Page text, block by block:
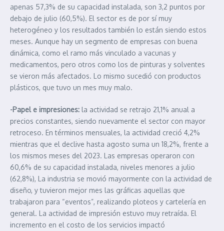
apenas 57,3% de su capacidad instalada, son 3,2 puntos por
debajo de julio (60,5%). El sector es de por sí muy
heterogéneo y los resultados también lo están siendo estos
meses. Aunque hay un segmento de empresas con buena
dinámica, como el ramo más vinculado a vacunas y
medicamentos, pero otros como los de pinturas y solventes
se vieron más afectados. Lo mismo sucedió con productos
plásticos, que tuvo un mes muy malo.
-Papel e impresiones: la actividad se retrajo 21,1% anual a
precios constantes, siendo nuevamente el sector con mayor
retroceso. En términos mensuales, la actividad creció 4,2%
mientras que el declive hasta agosto suma un 18,2%, frente a
los mismos meses del 2023. Las empresas operaron con
60,6% de su capacidad instalada, niveles menores a julio
(62,8%), La industria se movió mayormente con la actividad de
diseño, y tuvieron mejor mes las gráficas aquellas que
trabajaron para “eventos”, realizando ploteos y cartelería en
general. La actividad de impresión estuvo muy retraída. El
incremento en el costo de los servicios impactó